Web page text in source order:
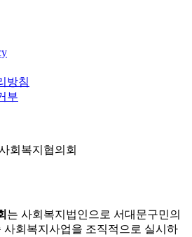
방침
부
회복지협의회
는 사회복지법인으로 서대문구민의
사회복지사업을 조직적으로 실시하